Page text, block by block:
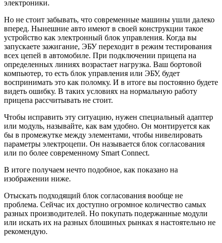
электроники.
Но не стоит забывать, что современные машины ушли далеко
вперед. Нынешние авто имеют в своей конструкции такое
устройство как электронный блок управления. Когда вы
запускаете зажигание, ЭБУ переходит в режим тестирования
всех цепей в автомобиле. При подключении прицепа на
определенных линиях возрастает нагрузка. Ваш бортовой
компьютер, то есть блок управления или ЭБУ, будет
воспринимать это как поломку. И в итоге вы постоянно будете
видеть ошибку. В таких условиях на нормальную работу
прицепа рассчитывать не стоит.
Чтобы исправить эту ситуацию, нужен специальный адаптер
или модуль, называйте, как вам удобно. Он монтируется как
бы в промежутке между элементами, чтобы нивелировать
параметры электроцепи. Он называется блок согласования
или по более современному Smart Connect.
В итоге получаем нечто подобное, как показано на
изображении ниже.
Отыскать подходящий блок согласования вообще не
проблема. Сейчас их доступно огромное количество самых
разных производителей. Но покупать подержанные модули
или искать их на разных блошиных рынках я настоятельно не
рекомендую.